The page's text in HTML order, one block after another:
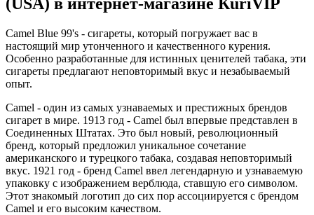
Camel Blue 99's - сигареты, который погружает вас в
настоящий мир утонченного и качественного курения.
Особенно разработанные для истинных ценителей табака, эти
сигареты предлагают неповторимый вкус и незабываемый
опыт.
Camel - один из самых узнаваемых и престижных брендов
сигарет в мире. 1913 год - Camel был впервые представлен в
Соединенных Штатах. Это был новый, революционный
бренд, который предложил уникальное сочетание
американского и турецкого табака, создавая неповторимый
вкус. 1921 год - бренд Camel ввел легендарную и узнаваемую
упаковку с изображением верблюда, ставшую его символом.
Этот знакомый логотип до сих пор ассоциируется с брендом
Camel и его высоким качеством.